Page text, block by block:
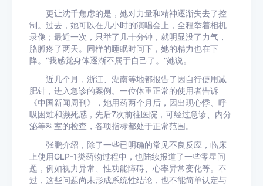
更让沈千焦虑的是，她对力量和精神逐渐失去了控
制。过去，她可以在几小时的演唱会上，全程举着相机
录像；最近一次，只举了几十分钟，就明显没了力气，
胳膊疼了两天。同样的睡眠时间下，她的精力也在下
降。“我感觉身体逐渐不属于自己了。”她说。
近几个月，浙江、湖南等地都报告了因自行使用减
肥针，进入急诊的案例。一位体重正常的使用者告诉
《中国新闻周刊》，她用药两个月后，因出现心悸、呼
吸困难和濒死感，先后7次前往医院，可经过急诊、内分
泌等科室的检查，各项指标都处于正常范围。
张鹏介绍，除了一些已明确的常见不良反应，临床
上使用GLP-1类药物过程中，也陆续报道了一些零星问
题，例如视力异常、性功能障碍、心率异常变化等。不
过，这些问题尚未形成系统性结论，也不能简单认定与